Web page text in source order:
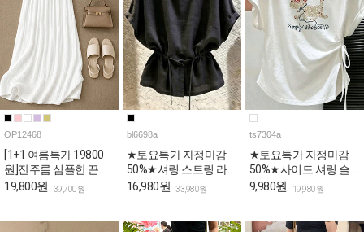
OP12468
[1+1 여름특가 19800
원]잔주름 심플한 끈나
시 롱 원피스
19,800원 39,700원
bl6698a
★토요특가 자정마감
50%★셔링 스트링 라
운드 여름 블라우스
16,980원 33,980원
ts7304a
★토요특가 자정마감
50%★사이드 셔링 슬
림핏 반팔 티셔츠
9,980원 19,980원